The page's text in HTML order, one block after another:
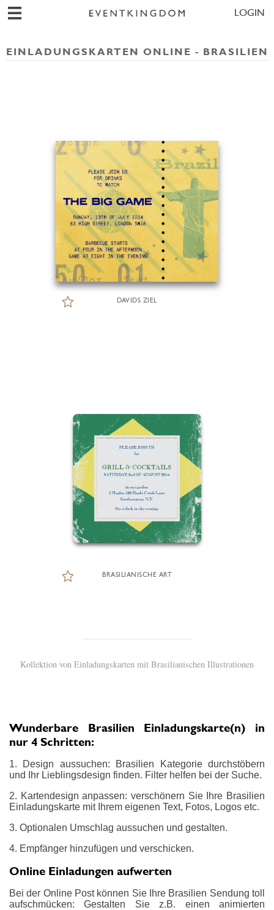
LOGIN
EINLADUNGSKARTEN ONLINE - BRASILIEN
DAVIDS ZIEL
BRASILIANISCHE ART
Kollektion von Einladungskarten mit Brasilianischen Illustrationen
Wunderbare Brasilien Einladungskarte(n) in
nur 4 Schritten:
1. Design aussuchen: Brasilien Kategorie durchstöbern
und Ihr Lieblingsdesign finden. Filter helfen bei der Suche.
2. Kartendesign anpassen: verschönern Sie Ihre Brasilien
Einladungskarte mit Ihrem eigenen Text, Fotos, Logos etc.
3. Optionalen Umschlag aussuchen und gestalten.
4. Empfänger hinzufügen und verschicken.
Online Einladungen aufwerten
Bei der Online Post können Sie Ihre Brasilien Sendung toll
aufschmücken: Gestalten Sie z.B. einen animierten